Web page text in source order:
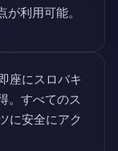
利用可能。
座にスロバキ
。すべてのス
に安全にアク